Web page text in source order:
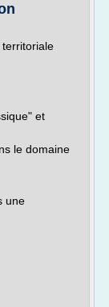
et
le domaine
une